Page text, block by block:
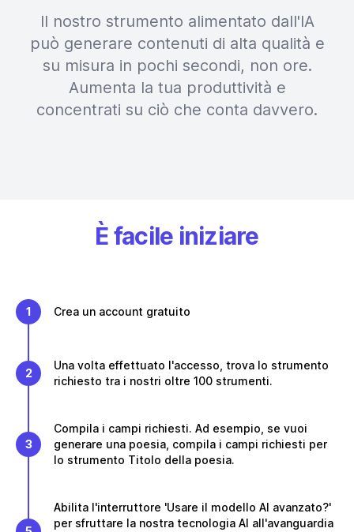
Il nostro strumento alimentato dall'IA
può generare contenuti di alta qualità e
su misura in pochi secondi, non ore.
Aumenta la tua produttività e
concentrati su ciò che conta davvero.
È facile iniziare
1 Crea un account gratuito
2
Una volta effettuato l'accesso, trova lo strumento
richiesto tra i nostri oltre 100 strumenti.
3
Compila i campi richiesti. Ad esempio, se vuoi
generare una poesia, compila i campi richiesti per
lo strumento Titolo della poesia.
Abilita l'interruttore 'Usare il modello AI avanzato?'
per sfruttare la nostra tecnologia AI all'avanguardia